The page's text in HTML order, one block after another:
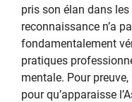
pris son élan dans
reconnaissance n’a
fondamentalement
pratiques
mentale. Pour
pour qu’apparaisse